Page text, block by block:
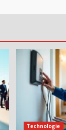
Technologie